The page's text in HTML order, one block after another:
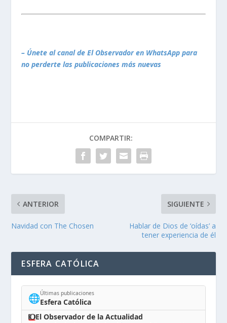
– Únete al canal de El Observador en WhatsApp para
no perderte las publicaciones más nuevas
COMPARTIR:
ANTERIOR
Navidad con The Chosen
SIGUIENTE
Hablar de Dios de ‘oídas’ a
tener experiencia de él
ESFERA CATÓLICA
🌐Últimas publicaciones
Esfera Católica
El Observador de la Actualidad